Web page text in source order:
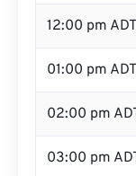
12:00 pm
01:00 pm ADT
02:00 pm
03:00 pm